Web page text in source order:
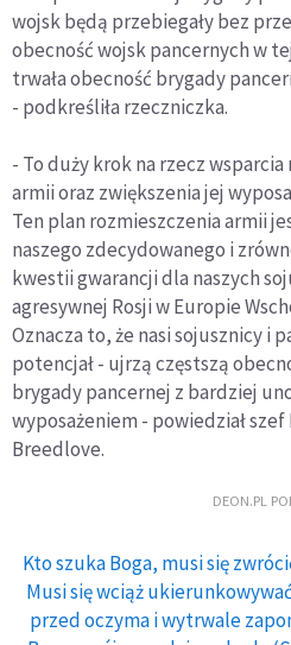
wojsk będą przebiegały bez
obecność wojsk pancernych w
trwała obecność brygady
- podkreśliła rzeczniczka.
- To duży krok na rzecz
armii oraz zwiększenia jej
Ten plan rozmieszczenia armii
naszego zdecydowanego i
kwestii gwarancji dla naszych
agresywnej Rosji w Europie
Oznacza to, że nasi sojusznicy i
potencjał - ujrzą częstszą
brygady pancernej z bardziej
wyposażeniem - powiedział szef
Breedlove.
DEON.PL
Kto szuka Boga, musi się
Musi się wciąż
przed oczyma i wytrwale